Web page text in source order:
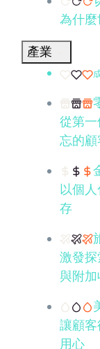
為什
產業
從第
忘的
以個
存
激發
與附加
讓顧
用心